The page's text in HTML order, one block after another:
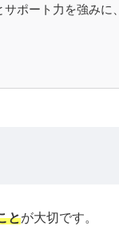
ポート力を強みに、
とが大切です。